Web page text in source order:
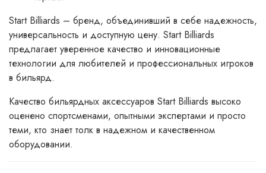
Start Billiards – бренд, объединивший в себе надежность,
универсальность и доступную цену. Start Billiards
предлагает уверенное качество и инновационные
технологии для любителей и профессиональных игроков
в бильярд.
Качество бильярдных аксессуаров Start Billiards высоко
оценено спортсменами, опытными экспертами и просто
теми, кто знает толк в надежном и качественном
оборудовании.